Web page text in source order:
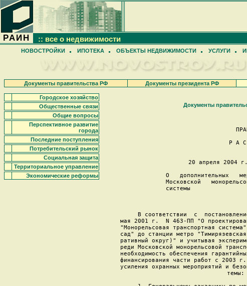
РАИН :: все о недвижимости
НОВОСТРОЙКИ
ИПОТЕКА ОБЪЕКТЫ НЕДВИЖИМОСТИ УСЛУГИ
Документы правительства РФ Документы президента РФ
Городское хозяйство
Общественные связи
Общие вопросы
Перспективное развитие
города
Последние поступления
Потребительский рынок
Социальная защита
Территориальное управление
Экономические реформы
Документы
Р А
20 апреля 2004
О   дополнительных
Московской
В соответствии  с
мая 2001 г.  N 463-ПП "О
"Монорельсовая транспортная
сад" до станции метро
ративный округ)" и учитывая
реди Московской монорельсовой
необходимость обеспечения
финансирования части работ с
усиления охранных мероприятий и
темы: